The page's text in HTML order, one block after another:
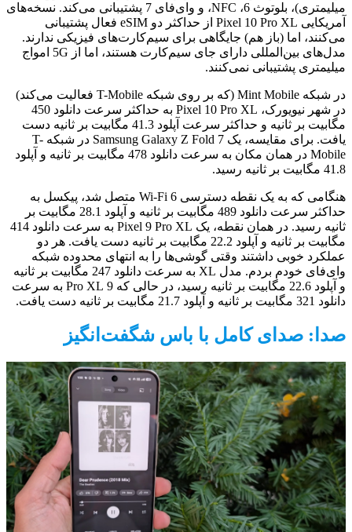
میلیمتری)، بلوتوث 6، NFC، و وای‌فای 7 پشتیبانی می‌کند. نسخه‌های
آمریکایی Pixel 10 Pro XL از حداکثر دو eSIM فعال پشتیبانی
می‌کنند، اما (باز هم) جایگاهی برای سیم‌کارت‌های فیزیکی ندارند.
مدل‌های بین‌المللی دارای جای سیم‌کارت هستند، اما از 5G امواج
میلیمتری پشتیبانی نمی‌کنند.
در شبکه Mint Mobile (که بر روی شبکه T-Mobile فعالیت می‌کند)
در شهر نیویورک، Pixel 10 Pro XL به حداکثر سرعت دانلود 450
مگابیت بر ثانیه و حداکثر سرعت آپلود 41.3 مگابیت بر ثانیه دست
یافت. برای مقایسه، یک Samsung Galaxy Z Fold 7 در شبکه T-
Mobile در همان مکان به سرعت دانلود 478 مگابیت بر ثانیه و آپلود
41.8 مگابیت بر ثانیه رسید.
هنگامی که به یک نقطه دسترسی Wi-Fi 6 متصل شد، پیکسل به
حداکثر سرعت دانلود 489 مگابیت بر ثانیه و آپلود 28.1 مگابیت بر
ثانیه رسید. در همان نقطه، یک Pixel 9 Pro XL به سرعت دانلود 414
مگابیت بر ثانیه و آپلود 22.2 مگابیت بر ثانیه دست یافت. هر دو
عملکرد خوبی داشتند وقتی گوشی‌ها را به انتهای محدوده شبکه
وای‌فای خودم بردم. مدل XL به سرعت دانلود 247 مگابیت بر ثانیه
و آپلود 22.6 مگابیت بر ثانیه رسید، در حالی که 9 Pro XL به سرعت
دانلود 321 مگابیت بر ثانیه و آپلود 21.7 مگابیت بر ثانیه دست یافت.
صدا: صدای کامل با باس شگفت‌انگیز